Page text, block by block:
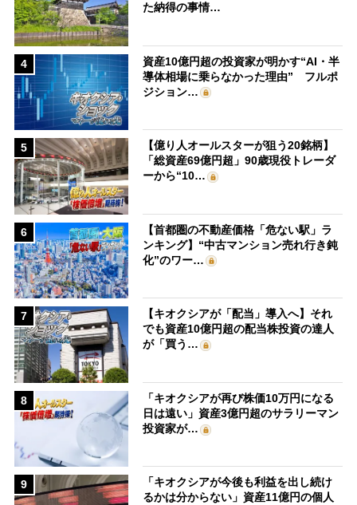
た納得の事情…
4
資産10億円超の投資家が明かす“AI・半
導体相場に乗らなかった理由” フルポ
ジション…
5
【億り人オールスターが狙う20銘柄】
「総資産69億円超」90歳現役トレーダ
ーから“10…
6
【首都圏の不動産価格「危ない駅」ラ
ンキング】“中古マンション売れ行き鈍
化”のワー…
7
【キオクシアが「配当」導入へ】それ
でも資産10億円超の配当株投資の達人
が「買う…
8
「キオクシアが再び株価10万円になる
日は遠い」資産3億円超のサラリーマン
投資家が…
9
「キオクシアが今後も利益を出し続け
るかは分からない」資産11億円の個人